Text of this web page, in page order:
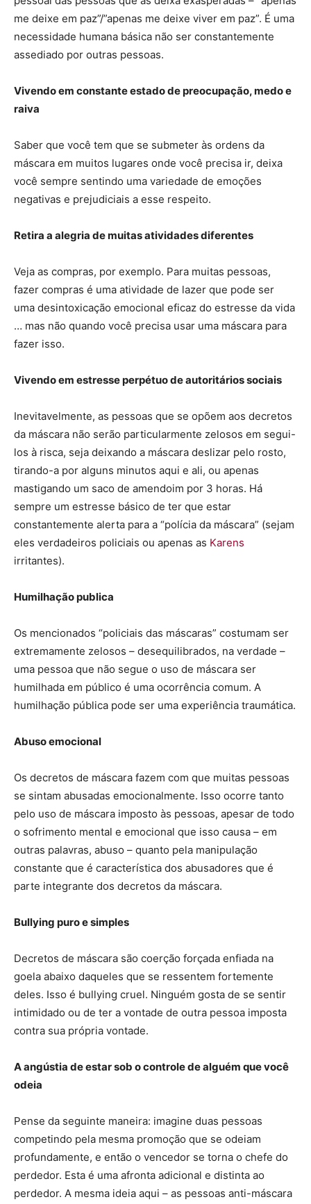
me deixe em paz”/”apenas me deixe viver em paz”. É uma
necessidade humana básica não ser constantemente
assediado por outras pessoas.
Vivendo em constante estado de preocupação, medo e
raiva
Saber que você tem que se submeter às ordens da
máscara em muitos lugares onde você precisa ir, deixa
você sempre sentindo uma variedade de emoções
negativas e prejudiciais a esse respeito.
Retira a alegria de muitas atividades diferentes
Veja as compras, por exemplo. Para muitas pessoas,
fazer compras é uma atividade de lazer que pode ser
uma desintoxicação emocional eficaz do estresse da vida
… mas não quando você precisa usar uma máscara para
fazer isso.
Vivendo em estresse perpétuo de autoritários sociais
Inevitavelmente, as pessoas que se opõem aos decretos
da máscara não serão particularmente zelosos em segui-
los à risca, seja deixando a máscara deslizar pelo rosto,
tirando-a por alguns minutos aqui e ali, ou apenas
mastigando um saco de amendoim por 3 horas. Há
sempre um estresse básico de ter que estar
constantemente alerta para a “polícia da máscara” (sejam
eles verdadeiros policiais ou apenas as Karens
irritantes).
Humilhação publica
Os mencionados “policiais das máscaras” costumam ser
extremamente zelosos – desequilibrados, na verdade –
uma pessoa que não segue o uso de máscara ser
humilhada em público é uma ocorrência comum. A
humilhação pública pode ser uma experiência traumática.
Abuso emocional
Os decretos de máscara fazem com que muitas pessoas
se sintam abusadas emocionalmente. Isso ocorre tanto
pelo uso de máscara imposto às pessoas, apesar de todo
o sofrimento mental e emocional que isso causa – em
outras palavras, abuso – quanto pela manipulação
constante que é característica dos abusadores que é
parte integrante dos decretos da máscara.
Bullying puro e simples
Decretos de máscara são coerção forçada enfiada na
goela abaixo daqueles que se ressentem fortemente
deles. Isso é bullying cruel. Ninguém gosta de se sentir
intimidado ou de ter a vontade de outra pessoa imposta
contra sua própria vontade.
A angústia de estar sob o controle de alguém que você
odeia
Pense da seguinte maneira: imagine duas pessoas
competindo pela mesma promoção que se odeiam
profundamente, e então o vencedor se torna o chefe do
perdedor. Esta é uma afronta adicional e distinta ao
perdedor. A mesma ideia aqui – as pessoas anti-máscara